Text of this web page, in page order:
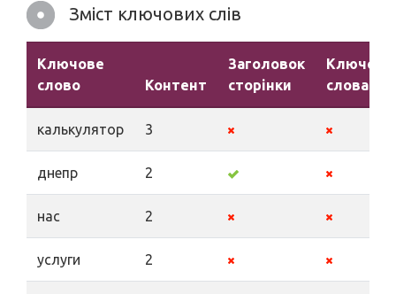
Зміст ключових слів
Ключове
слово
Контент
Заголовок
сторінки
Ключові
слова
калькулятор 3
днепр 2
нас 2
услуги 2